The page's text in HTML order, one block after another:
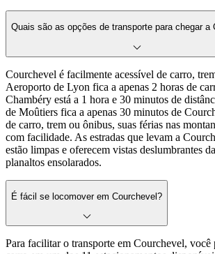
Quais são as opções de transporte para chegar a
Courchevel é facilmente acessível de carro,
Aeroporto de Lyon fica a apenas 2 horas de
Chambéry está a 1 hora e 30 minutos de
de Moûtiers fica a apenas 30 minutos de
de carro, trem ou ônibus, suas férias nas
com facilidade. As estradas que levam a
estão limpas e oferecem vistas deslumbrantes
planaltos ensolarados.
É fácil se locomover em Courchevel?
Para facilitar o transporte em Courchevel, você